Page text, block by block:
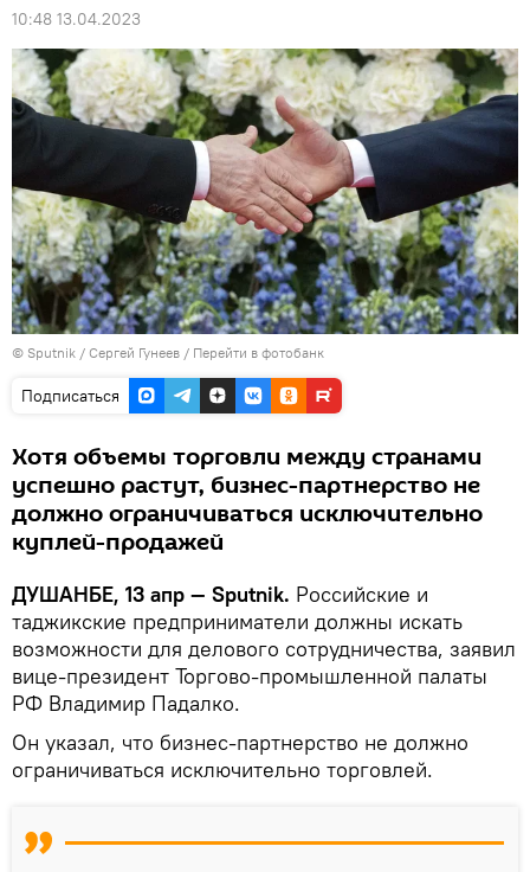
10:48 13.04.2023
© Sputnik / Сергей Гунеев / Перейти в фотобанк
Подписаться
Хотя объемы торговли между странами
успешно растут, бизнес-партнерство не
должно ограничиваться исключительно
куплей-продажей
ДУШАНБЕ, 13 апр — Sputnik. Российские и
таджикские предприниматели должны искать
возможности для делового сотрудничества, заявил
вице-президент Торгово-промышленной палаты
РФ Владимир Падалко.
Он указал, что бизнес-партнерство не должно
ограничиваться исключительно торговлей.